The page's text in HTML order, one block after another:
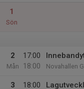
1
Sön
2
Mån
17:00
18:00
Novahallen
3
18:00